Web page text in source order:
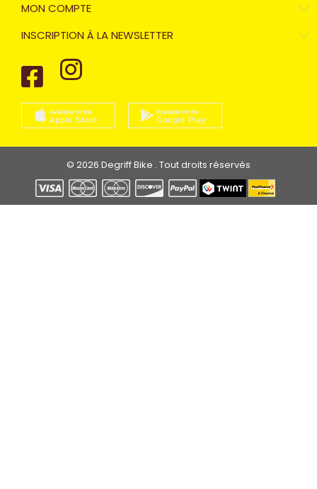
MON COMPTE
INSCRIPTION À LA NEWSLETTER
© 2026 Degriff Bike . Tout droits réservés